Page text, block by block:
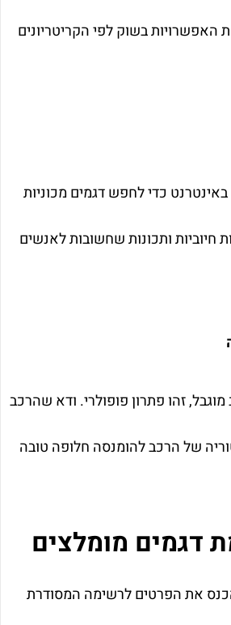
האפשרויות בשוק לפי הקריטריונים
כדי לחפש דגמים מכוניות
חיוביות ותכונות שחשובות לאנשים
זהו פתרון פופולרי. ודא שהרכב
של הרכב להומנסה חלופה טובה
דגמים מומלצים
את הפרטים לרשימה המסודרת